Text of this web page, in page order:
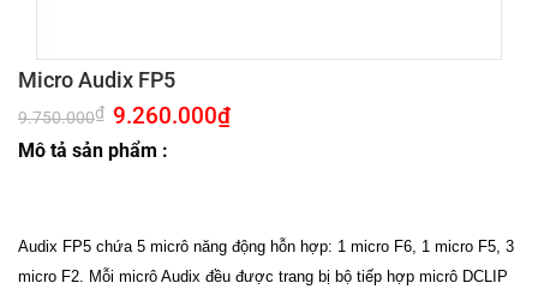
Micro Audix FP5
9.750.000₫ Giá
gốc
là:
9.750.000₫.
9.260.000₫Giá
Mô tả sản phẩm :
Audix FP5 chứa 5 micrô năng động hỗn hợp: 1 micro F6, 1 micro F5, 3
micro F2.
Mỗi micrô Audix đều được trang bị bộ tiếp hợp micrô DCLIP